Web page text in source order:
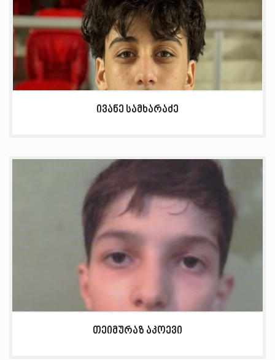
ივანე სამხარაძე
თეიმურაზ აკოევი